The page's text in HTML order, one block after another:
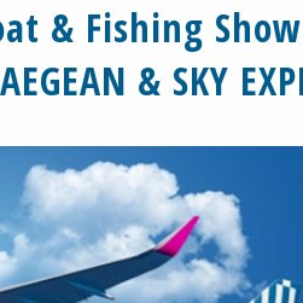
& Fishing
& SKY